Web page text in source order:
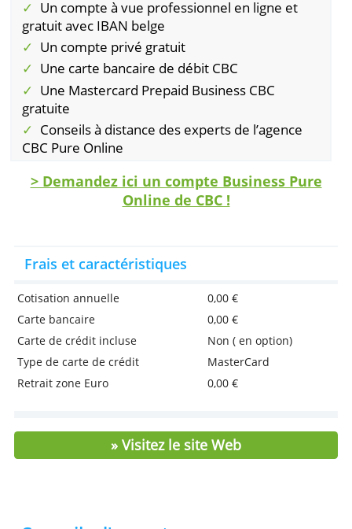
pouvez aussi recevoir des cartes de débit en
plus et un accès au Cockpit Entrepreneur de
CBC qui vous propose des idées digitales
améliorer la gestion financière de votre
professionnelle.
Avantages
Un compte à vue professionnel en ligne et
gratuit avec IBAN belge
Une carte bancaire de débit CBC
Une Mastercard Prepaid Business CBC
gratuite
Conseils à distance des experts de l’agence
CBC Pure Online
> Demandez ici un compte Business